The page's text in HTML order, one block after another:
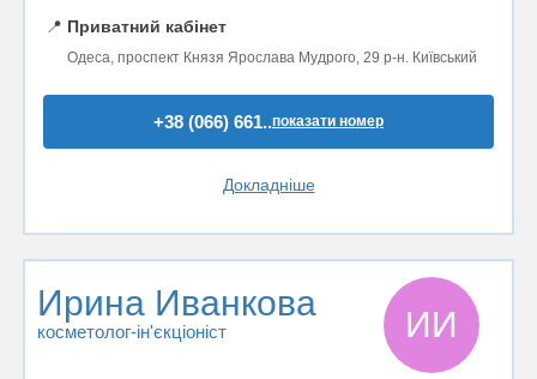
📍 Приватний кабінет
Одеса, проспект Князя Ярослава Мудрого, 29 р-н. Київський
+38 (066) 661..показати номер
Докладніше
Ирина Иванкова
косметолог-ін'єкціоніст ИИ